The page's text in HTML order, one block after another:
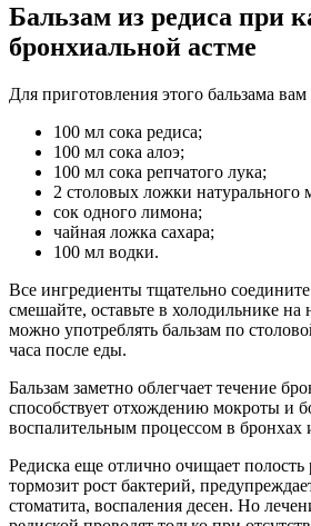
Бальзам из редиса при
бронхиальной астме
Для приготовления этого бальзама
100 мл сока редиса;
100 мл сока алоэ;
100 мл сока репчатого лука;
2 столовых ложки натурального
сок одного лимона;
чайная ложка сахара;
100 мл водки.
Все ингредиенты тщательно соедините
смешайте, оставьте в холодильнике на
можно употреблять бальзам по
часа после еды.
Бальзам заметно облегчает течение
способствует отхождению мокроты и
воспалительным процессом в бронхах
Редиска еще отлично очищает
тормозит рост бактерий,
стоматита, воспаления десен. Но